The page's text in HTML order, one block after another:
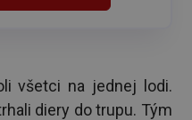
všetci na jednej lodi.
diery do trupu. Tým